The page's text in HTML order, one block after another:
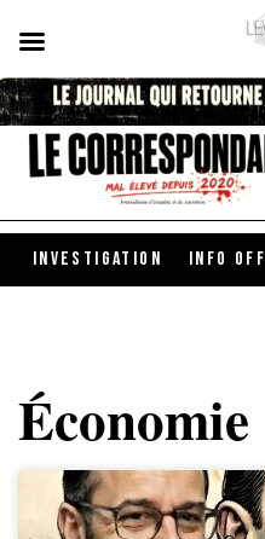
INVESTIGATION INFO OFF
Économie